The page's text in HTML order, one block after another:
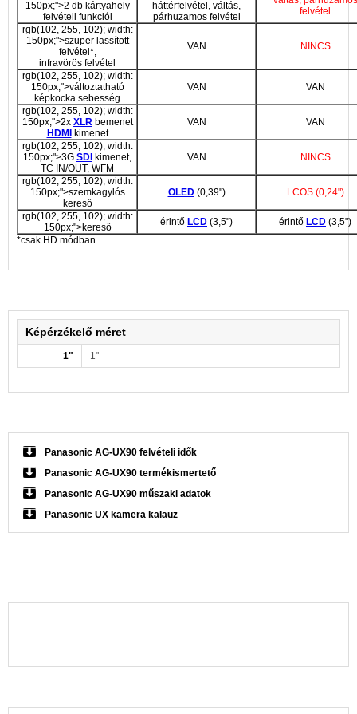
150px;">2 db kártyahely
felvételi funkciói
háttérfelvétel, váltás,
párhuzamos felvétel
felvétel
rgb(102, 255, 102); width:
150px;">szuper lassított
felvétel*,
infravörös felvétel
VAN NINCS
rgb(102, 255, 102); width:
150px;">változtatható
képkocka sebesség
VAN VAN
rgb(102, 255, 102); width:
150px;">2x XLR bemenet
HDMIkimenet
VAN VAN
rgb(102, 255, 102); width:
150px;">3G SDI kimenet,
TC IN/OUT, WFM
VAN NINCS
rgb(102, 255, 102); width:
150px;">szemkagylós
kereső
OLED(0,39") LCOS (0,24")
rgb(102, 255, 102); width:
150px;">kereső
érintő LCD (3,5") érintő LCD (3,5")
*csak HD módban
Képérzékelő méret
1" 1"
Panasonic AG-UX90 felvételi idők
Panasonic AG-UX90 termékismertető
Panasonic AG-UX90 műszaki adatok
Panasonic UX kamera kalauz